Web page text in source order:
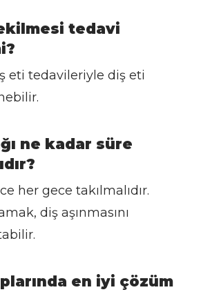
tedavi
eti tedavileriyle diş eti
ne kadar süre
her gece takılmalıdır.
diş aşınmasını
en iyi çözüm